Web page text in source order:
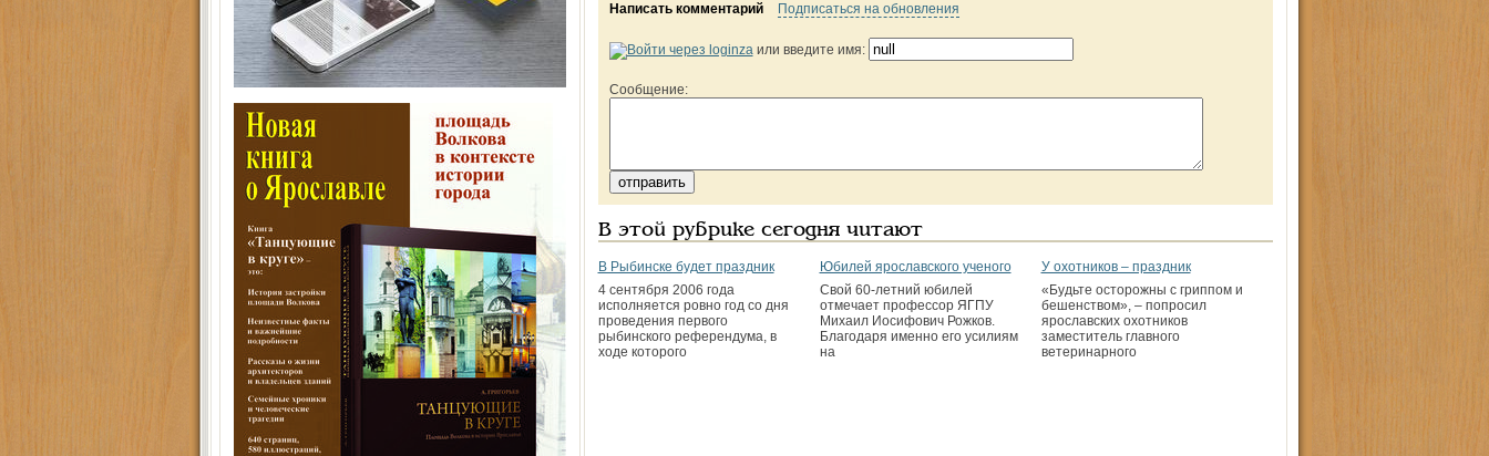
Написать комментарий Подписаться на обновления
или введите имя:
Сообщение:
В этой рубрике сегодня читают
В Рыбинске будет праздник
4 сентября 2006 года
исполняется ровно год со дня
проведения первого
рыбинского референдума, в
ходе которого
Юбилей ярославского ученого
Свой 60-летний юбилей
отмечает профессор ЯГПУ
Михаил Иосифович Рожков.
Благодаря именно его усилиям
на
У охотников – праздник
«Будьте осторожны с гриппом и
бешенством», – попросил
ярославских охотников
заместитель главного
ветеринарного